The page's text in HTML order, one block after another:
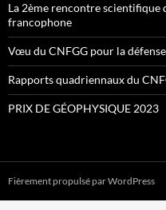
La 2ème rencontre scientifique
francophone
Vœu du CNFGG pour la
Rapports quadriennaux du
PRIX DE GÉOPHYSIQUE 2023
Fièrement propulsé par WordPress